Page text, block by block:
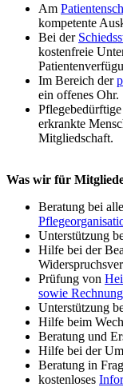
Am
kompetente
Bei der
kostenfreie
Im Bereich der
ein offenes Ohr.
erkrankte
Mitgliedschaft.
Was wir für
Beratung bei
Unterstützung
Hilfe bei der
Prüfung von
sowie
Unterstützung
Hilfe beim
Beratung und
Hilfe bei der
Beratung in
kostenloses